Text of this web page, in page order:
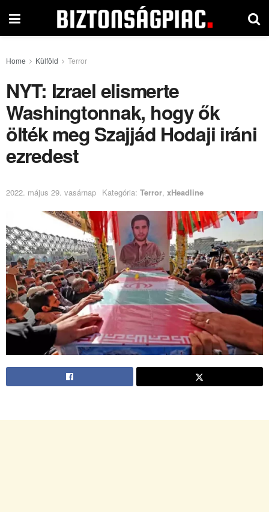
Home Külföld Terror
NYT: Izrael elismerte
Washingtonnak, hogy ők
ölték meg Szajjád Hodaji iráni
ezredest
2022. május 29. vasárnap Kategória: Terror, xHeadline